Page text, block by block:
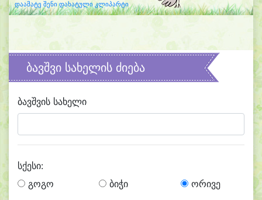
დაამატე შენი დახატული კლიპარტი
ბავშვი სახელის ძიება
ბავშვის სახელი
სქესი:
გოგო
ბიჭი ორივე